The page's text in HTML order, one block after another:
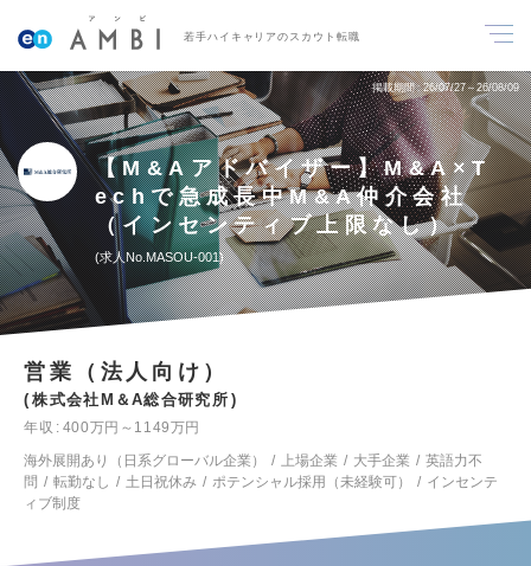
若手ハイキャリアのスカウト転職
掲載期間 26/07/27～26/08/09
【M&Aアドバイザー】M&A×T
echで急成長中M&A仲介会社
（インセンティブ上限なし）
求人No.MASOU-001
営業（法人向け）
株式会社M＆A総合研究所
年収
400万円～1149万円
海外展開あり（日系グローバル企業）
上場企業 大手企業
英語力不
問
転勤なし 土日祝休み ポテンシャル採用（未経験可）
インセンテ
ィブ制度